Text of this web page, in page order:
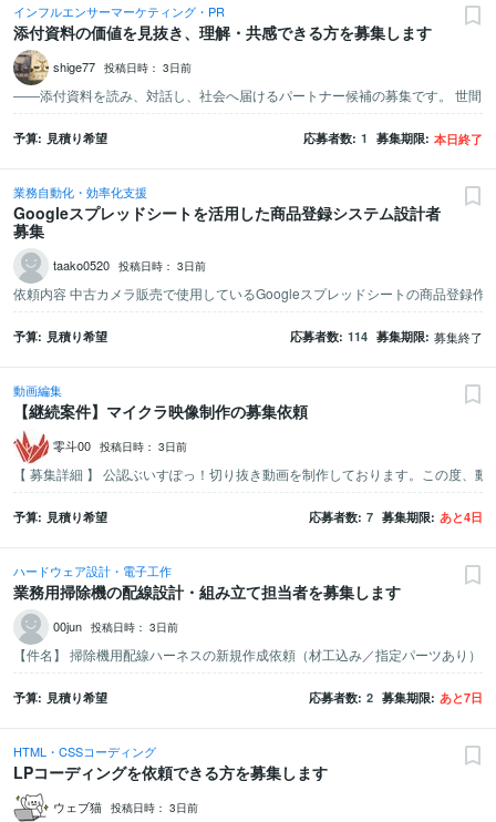
インフルエンサーマーケティング・PR
添付資料の価値を見抜き、理解・共感できる方を募集します
shige77 投稿日時： 3日前
予算 見積り希望 応募者数 1 募集期限 本日終了
業務自動化・効率化支援
Googleスプレッドシートを活用した商品登録システム設計者
募集
taako0520 投稿日時： 3日前
予算 見積り希望 応募者数 114 募集期限 募集終了
動画編集
【継続案件】マイクラ映像制作の募集依頼
零斗00 投稿日時： 3日前
予算 見積り希望 応募者数 7 募集期限 あと4日
ハードウェア設計・電子工作
業務用掃除機の配線設計・組み立て担当者を募集します
00jun 投稿日時： 3日前
予算 見積り希望 応募者数 2 募集期限 あと7日
HTML・CSSコーディング
LPコーディングを依頼できる方を募集します
ウェブ猫 投稿日時： 3日前